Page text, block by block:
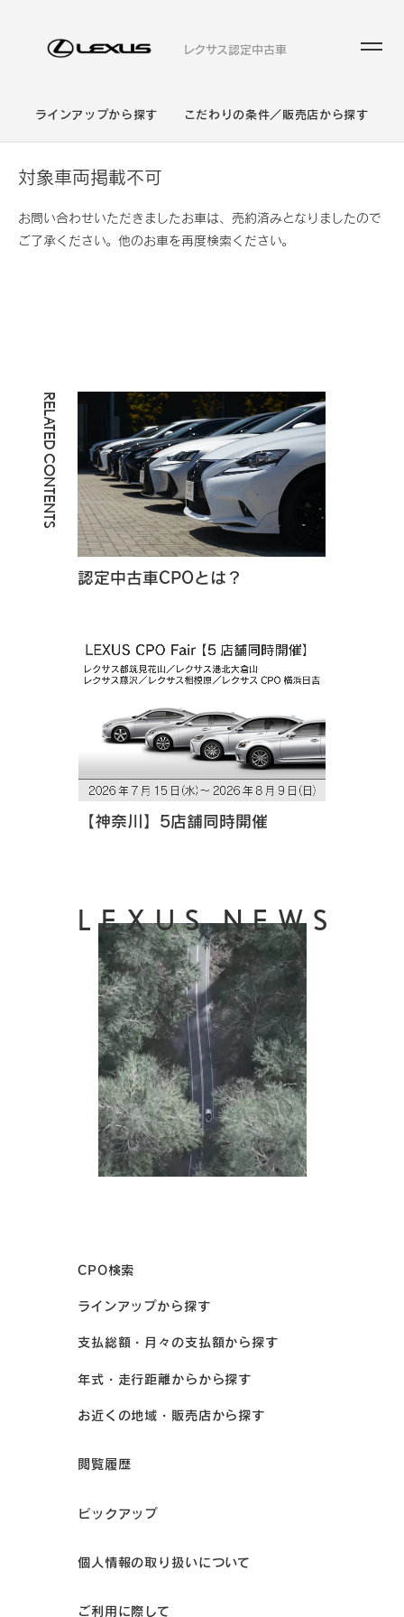
レクサス認定中古車
ラインアップから探す こだわりの条件／販売店から探す
対象車両掲載不可
お問い合わせいただきましたお車は、売約済みとなりましたので
ご了承ください。他のお車を再度検索ください。
RELATED CONTENTS
認定中古車CPOとは？
【神奈川】5店舗同時開催
LEXUS NEWS
CPO検索
ラインアップから探す
支払総額・月々の支払額から探す
年式・走行距離からから探す
お近くの地域・販売店から探す
閲覧履歴
ピックアップ
個人情報の取り扱いについて
ご利用に際して